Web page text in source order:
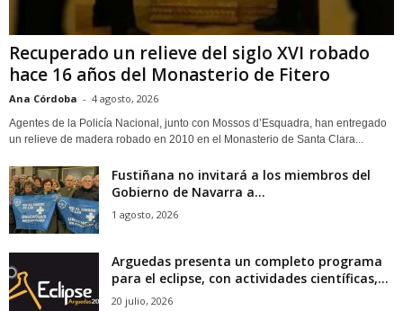
Recuperado un relieve del siglo XVI robado
hace 16 años del Monasterio de Fitero
Ana Córdoba - 4 agosto, 2026
Agentes de la Policía Nacional, junto con Mossos d’Esquadra, han entregado
un relieve de madera robado en 2010 en el Monasterio de Santa Clara...
Fustiñana no invitará a los miembros del
Gobierno de Navarra a...
1 agosto, 2026
Arguedas presenta un completo programa
para el eclipse, con actividades científicas,...
20 julio, 2026